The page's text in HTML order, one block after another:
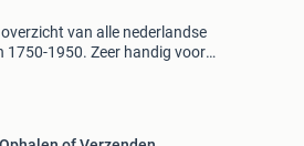
van alle nederlandse
1750-1950. Zeer handig voor